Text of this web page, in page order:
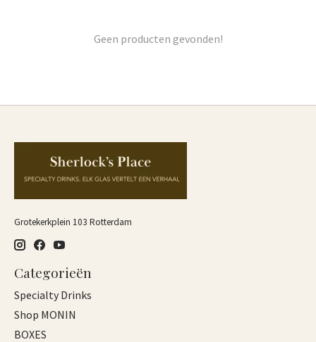
Geen producten gevonden!
Grotekerkplein 103 Rotterdam
Categorieën
Specialty Drinks
Shop MONIN
BOXES